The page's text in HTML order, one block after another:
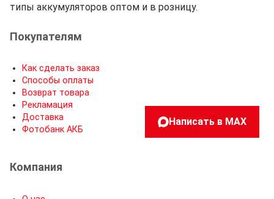
типы аккумуляторов оптом и в розницу.
Покупателям
Как сделать заказ
Способы оплаты
Возврат товара
Рекламация
Доставка
Фотобанк АКБ
Компания
Написать в MAX